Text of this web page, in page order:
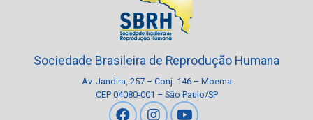
Sociedade Brasileira de Reprodução Humana
Av. Jandira, 257 – Conj. 146 – Moema
CEP 04080-001 – São Paulo/SP